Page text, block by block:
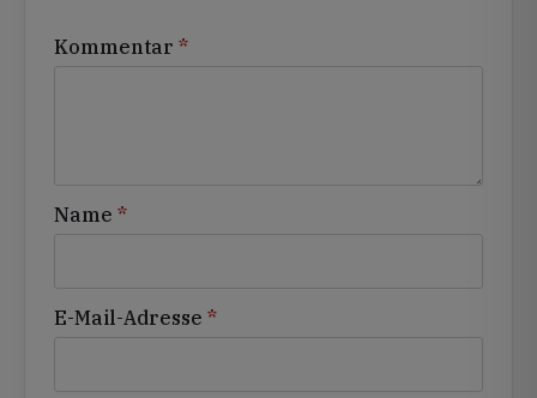
Kommentar *
Name *
E-Mail-Adresse *